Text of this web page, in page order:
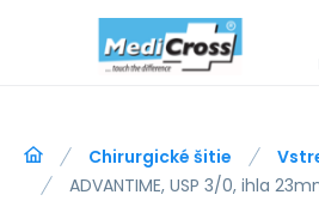
Chirurgické šitie
ADVANTIME, USP 3/0, ihla